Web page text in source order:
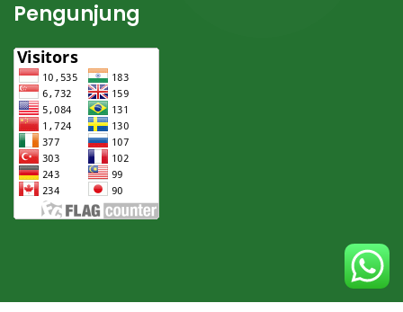
Pengunjung